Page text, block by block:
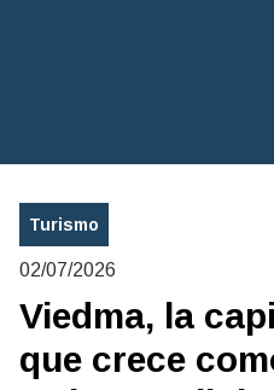
Turismo
02/07/2026
Viedma, la
que crece